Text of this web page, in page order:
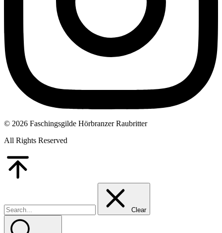
© 2026 Faschingsgilde Hörbranzer Raubritter
All Rights Reserved
Clear